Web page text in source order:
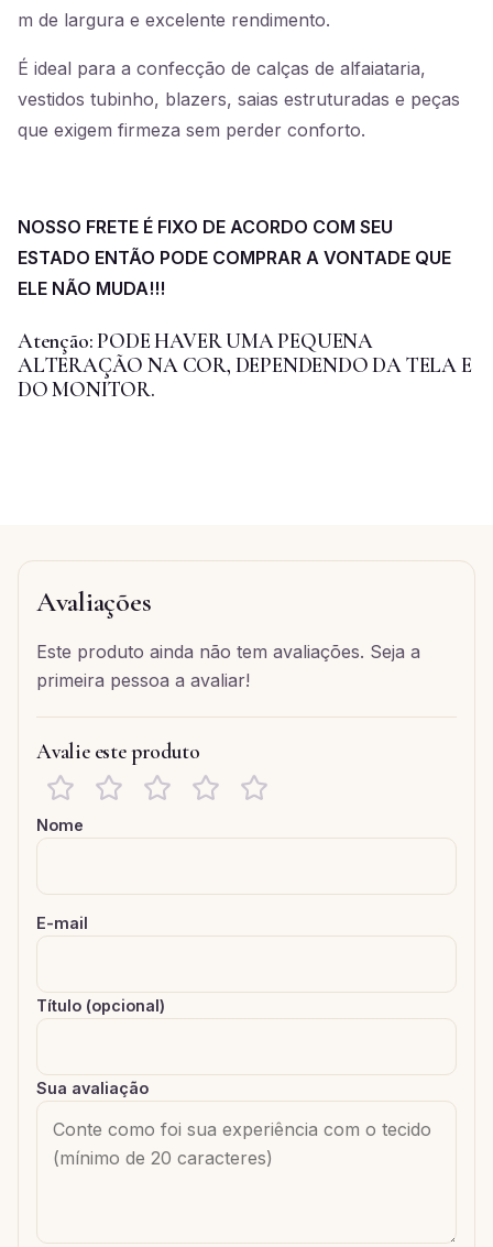
m de largura e excelente rendimento.
É ideal para a confecção de calças de alfaiataria,
vestidos tubinho, blazers, saias estruturadas e peças
que exigem firmeza sem perder conforto.
NOSSO FRETE É FIXO DE ACORDO COM SEU
ESTADO ENTÃO PODE COMPRAR A VONTADE QUE
ELE NÃO MUDA!!!
Atenção: PODE HAVER UMA PEQUENA
ALTERAÇÃO NA COR, DEPENDENDO DA TELA E
DO MONITOR.
Avaliações
Este produto ainda não tem avaliações. Seja a
primeira pessoa a avaliar!
Avalie este produto
Nome
E-mail
Título (opcional)
Sua avaliação